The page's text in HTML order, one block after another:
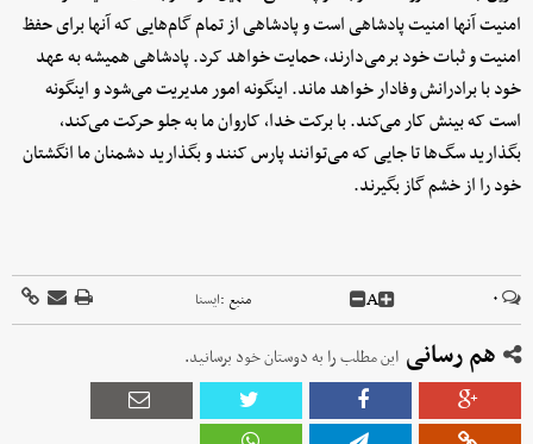
امنیت آنها امنیت پادشاهی است و پادشاهی از تمام گام‌هایی که آنها برای حفظ
امنیت و ثبات خود برمی‌دارند، حمایت خواهد کرد. پادشاهی همیشه به عهد
خود با برادرانش وفادار خواهد ماند. اینگونه امور مدیریت می‌شود و اینگونه
است که بینش کار می‌کند. با برکت خدا، کاروان ما به جلو حرکت می‌کند،
بگذارید سگ‌ها تا جایی که می‌توانند پارس کنند و بگذارید دشمنان ما انگشتان
خود را از خشم گاز بگیرند.
۰ A منبع :ايسنا
هم رسانی این مطلب را به دوستان خود برسانید.